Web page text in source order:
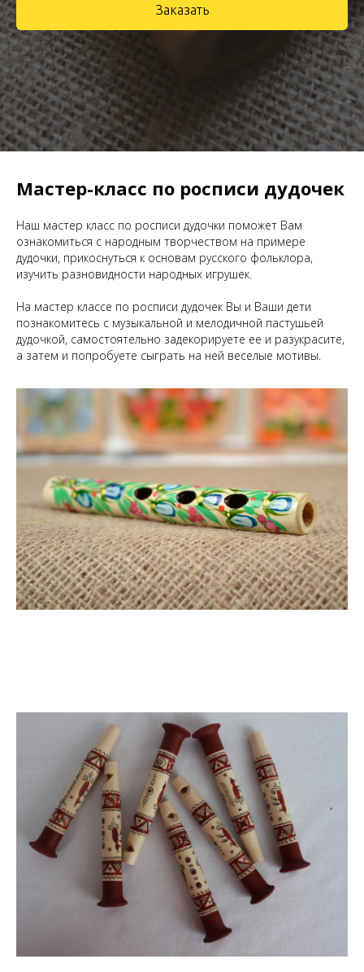
Заказать
Мастер-класс по росписи дудочек
Наш мастер класс по росписи дудочки поможет Вам
ознакомиться с народным творчеством на примере
дудочки, прикоснуться к основам русского фольклора,
изучить разновидности народных игрушек.
На мастер классе по росписи дудочек Вы и Ваши дети
познакомитесь с музыкальной и мелодичной пастушьей
дудочкой, самостоятельно задекорируете ее и разукрасите,
а затем и попробуете сыграть на ней веселые мотивы.